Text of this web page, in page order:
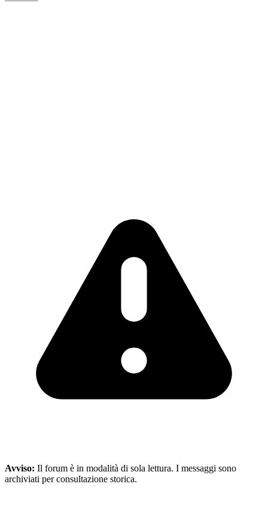
Avviso: Il forum è in modalità di sola lettura. I messaggi sono
archiviati per consultazione storica.